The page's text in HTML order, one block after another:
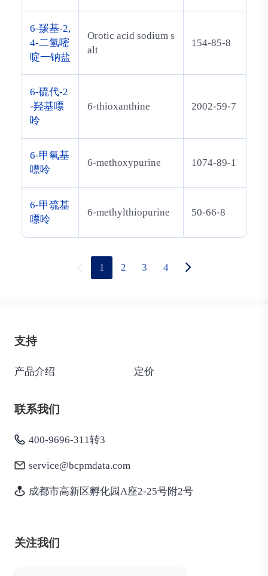
6-羰基-2,
4-二氢嘧
啶一钠盐
Orotic acid sodium s
alt
154-85-8
6-硫代-2
-羟基嘌
呤
6-thioxanthine 2002-59-7
6-甲氧基
嘌呤
6-methoxypurine 1074-89-1
6-甲巯基
嘌呤
6-methylthiopurine 50-66-8
1 2 3 4
支持
产品介绍 定价
联系我们
400-9696-311转3
service@bcpmdata.com
成都市高新区孵化园A座2-25号附2号
关注我们